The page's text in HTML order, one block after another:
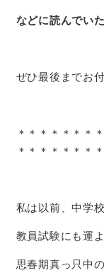
などに読んでい
ぜひ最後までお
＊＊＊＊＊＊＊
＊＊＊＊＊＊＊
私は以前、中学
教員試験にも運
思春期真っ只中